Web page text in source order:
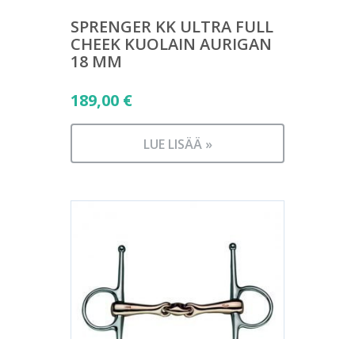
SPRENGER KK ULTRA FULL
CHEEK KUOLAIN AURIGAN
18 MM
189,00 €
LUE LISÄÄ »